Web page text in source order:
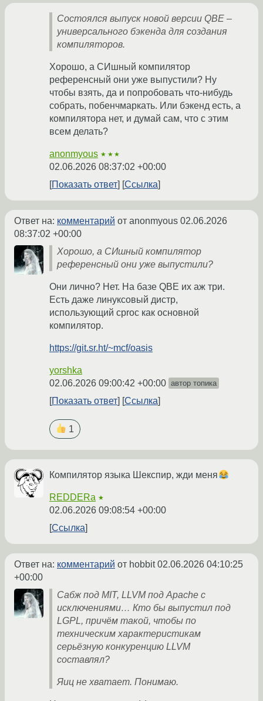
Состоялся выпуск новой версии QBE –
универсального бэкенда для создания
компиляторов.
Хорошо, а СИшный компилятор
референсный они уже выпустили? Ну
чтобы взять, да и попробовать что-нибудь
собрать, побенчмаркать. Или бэкенд есть, а
компилятора нет, и думай сам, что с этим
всем делать?
anonmyous ★★★
02.06.2026 08:37:02 +00:00
Показать ответ
Ссылка
Ответ на: комментарий от anonmyous 02.06.2026
08:37:02 +00:00
Хорошо, а СИшный компилятор
референсный они уже выпустили?
Они лично? Нет. На базе QBE их аж три.
Есть даже линуксовый дистр,
использующий cproc как основной
компилятор.
https://git.sr.ht/~mcf/oasis
yorshka
02.06.2026 09:00:42 +00:00 автор топика
Показать ответ Ссылка
1
Компилятор языка Шекспир, жди меня
REDDERa ★
02.06.2026 09:08:54 +00:00
Ссылка
Ответ на: комментарий от hobbit02.06.2026 04:10:25
+00:00
Сабж под MIT, LLVM под Apache с
исключениями… Кто бы выпустил под
LGPL, причём такой, чтобы по
техническим характеристикам
серьёзную конкуренцию LLVM
составлял?
Яиц не хватает. Понимаю.